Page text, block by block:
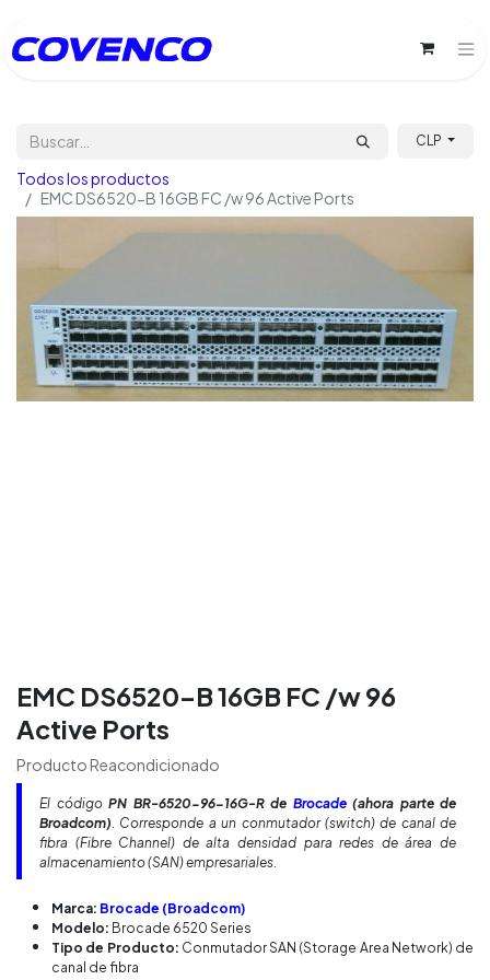
CLP
Todos los productos
EMC DS6520-B 16GB FC /w 96 Active Ports
EMC DS6520-B 16GB FC /w 96
Active Ports
Producto Reacondicionado
El código PN BR-6520-96-16G-R de Brocade(ahora parte de
Broadcom). Corresponde a un conmutador (switch) de canal de
fibra (Fibre Channel) de alta densidad para redes de área de
almacenamiento (SAN) empresariales.
Marca: Brocade (Broadcom)
Modelo: Brocade 6520 Series
Tipo de Producto: Conmutador SAN (Storage Area Network) de
canal de fibra